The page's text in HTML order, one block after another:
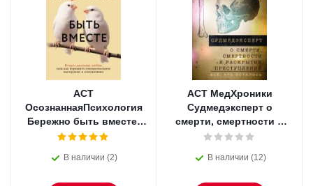
АСТ
ОсознаннаяПсихология
Бережно быть вместе.
Второе дыхание любви,
эмоциональное
В наличии (2)
АСТ МедХроники
Судмедэксперт о
смерти, смертности и
раскрытии
осталось. Блэк
В наличии (12)